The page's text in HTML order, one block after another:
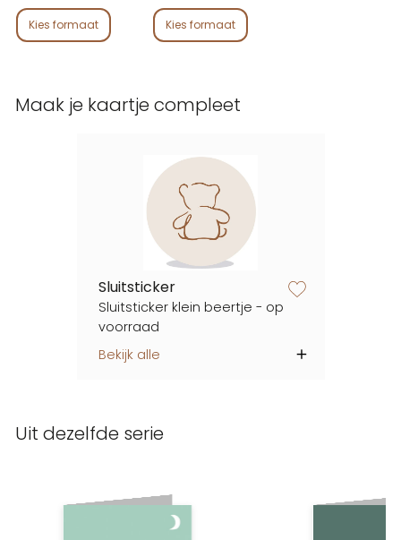
Maak je kaartje compleet
Sluitsticker
Sluitsticker klein beertje - op
voorraad
Bekijk alle
Kies formaat Kies formaat
Uit dezelfde serie